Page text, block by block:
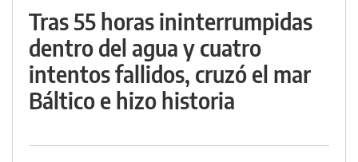
Tras 55 horas ininterrumpidas
dentro del agua y cuatro
intentos fallidos, cruzó el mar
Báltico e hizo historia